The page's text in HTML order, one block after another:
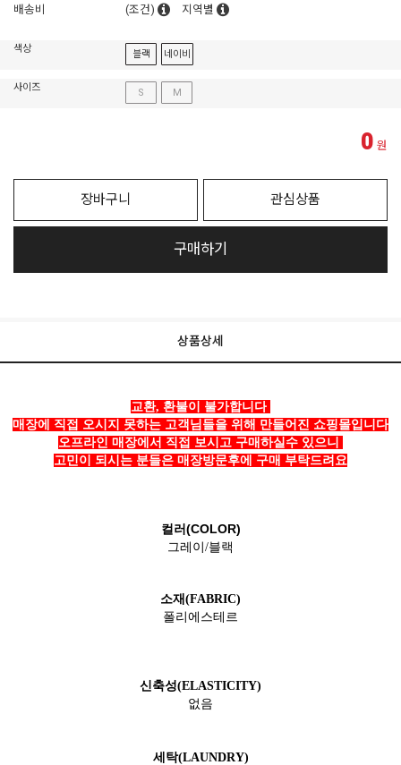
배송비
(조건) 지역별
색상 블랙 네이비
사이즈 S M
0 원
장바구니 관심상품
구매하기
상품상세
교환, 환불이 불가합니다
매장에 직접 오시지 못하는 고객님들을 위해 만들어진 쇼핑몰입니다
오프라인 매장에서 직접 보시고 구매하실수 있으니
고민이 되시는 분들은 매장방문후에 구매 부탁드려요
컬러(COLOR)
그레이/블랙
소재(FABRIC)
폴리에스테르
신축성(ELASTICITY)
없음
세탁(LAUNDRY)